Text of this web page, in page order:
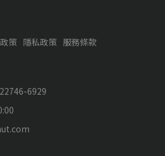
策 隱私政策 服務條款
6929